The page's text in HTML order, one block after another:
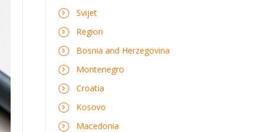
Svijet
Region
Bosnia and Herzegovina
Montenegro
Croatia
Kosovo
Macedonia